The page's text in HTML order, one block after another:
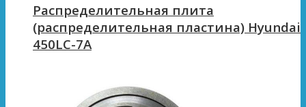
Распределительная плита
(распределительная пластина) Hyundai
450LC-7A